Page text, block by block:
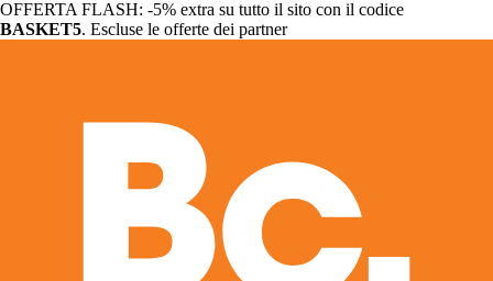
OFFERTA FLASH: -5% extra su tutto il sito con il codice
BASKET5. Escluse le offerte dei partner